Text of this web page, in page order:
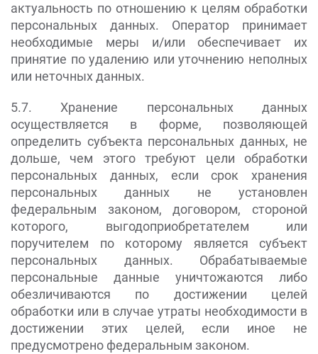
актуальность по отношению к целям обработки
персональных данных. Оператор принимает
необходимые меры и/или обеспечивает их
принятие по удалению или уточнению неполных
или неточных данных.
5.7. Хранение персональных данных
осуществляется в форме, позволяющей
определить субъекта персональных данных, не
дольше, чем этого требуют цели обработки
персональных данных, если срок хранения
персональных данных не установлен
федеральным законом, договором, стороной
которого, выгодоприобретателем или
поручителем по которому является субъект
персональных данных. Обрабатываемые
персональные данные уничтожаются либо
обезличиваются по достижении целей
обработки или в случае утраты необходимости в
достижении этих целей, если иное не
предусмотрено федеральным законом.